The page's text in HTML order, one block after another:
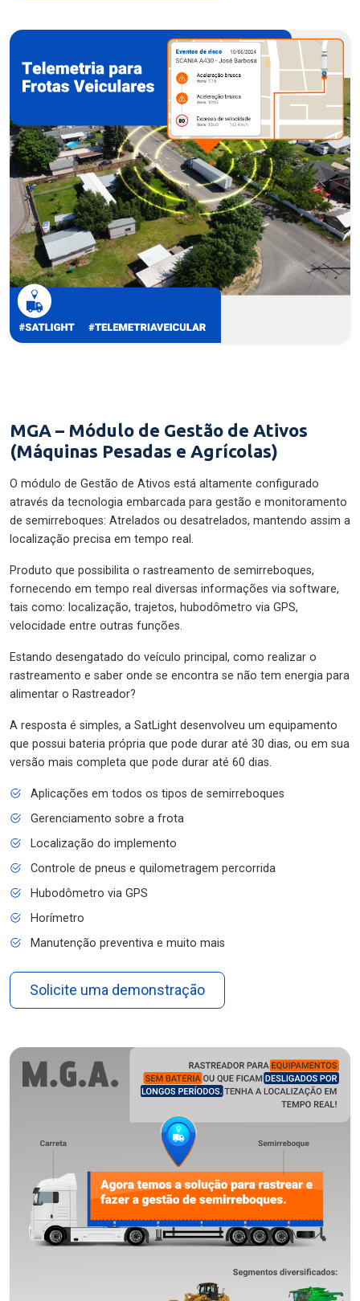
MGA – Módulo de Gestão de Ativos
(Máquinas Pesadas e Agrícolas)
O módulo de Gestão de Ativos está altamente configurado
através da tecnologia embarcada para gestão e monitoramento
de semirreboques: Atrelados ou desatrelados, mantendo assim a
localização precisa em tempo real.
Produto que possibilita o rastreamento de semirreboques,
fornecendo em tempo real diversas informações via software,
tais como: localização, trajetos, hubodômetro via GPS,
velocidade entre outras funções.
Estando desengatado do veículo principal, como realizar o
rastreamento e saber onde se encontra se não tem energia para
alimentar o Rastreador?
A resposta é simples, a SatLight desenvolveu um equipamento
que possui bateria própria que pode durar até 30 dias, ou em sua
versão mais completa que pode durar até 60 dias.
Aplicações em todos os tipos de semirreboques
Gerenciamento sobre a frota
Localização do implemento
Controle de pneus e quilometragem percorrida
Hubodômetro via GPS
Horímetro
Manutenção preventiva e muito mais
Solicite uma demonstração